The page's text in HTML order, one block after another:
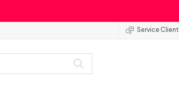
Service Client